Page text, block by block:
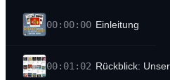
00:00:00 Einleitung
00:01:02 Rückblick: